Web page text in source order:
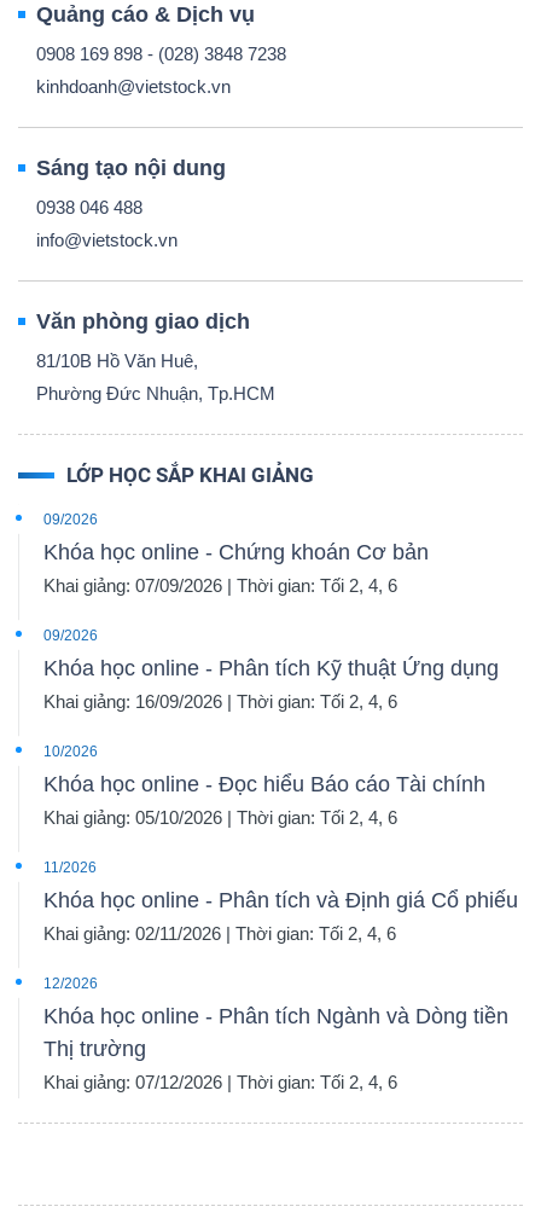
Quảng cáo & Dịch vụ
0908 169 898 - (028) 3848 7238
kinhdoanh@vietstock.vn
Sáng tạo nội dung
0938 046 488
info@vietstock.vn
Văn phòng giao dịch
81/10B Hồ Văn Huê,
Phường Đức Nhuận, Tp.HCM
LỚP HỌC SẮP KHAI GIẢNG
09/2026
Khóa học online - Chứng khoán Cơ bản
Khai giảng: 07/09/2026 | Thời gian: Tối 2, 4, 6
09/2026
Khóa học online - Phân tích Kỹ thuật Ứng dụng
Khai giảng: 16/09/2026 | Thời gian: Tối 2, 4, 6
10/2026
Khóa học online - Đọc hiểu Báo cáo Tài chính
Khai giảng: 05/10/2026 | Thời gian: Tối 2, 4, 6
11/2026
Khóa học online - Phân tích và Định giá Cổ phiếu
Khai giảng: 02/11/2026 | Thời gian: Tối 2, 4, 6
12/2026
Khóa học online - Phân tích Ngành và Dòng tiền
Thị trường
Khai giảng: 07/12/2026 | Thời gian: Tối 2, 4, 6